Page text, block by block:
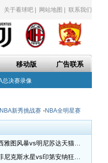
关于看球吧 网站地图 联系我们
移动版 广告联系
总决赛录像
NBA新秀挑战赛 -NBA全明星赛
2023年6月30日西雅图风暴vs明尼苏达天猫全场录像回放_WNBA常规赛
2023年6月30日菲尼克斯水星vs印第安纳狂热全场录像回放_WNBA常规赛